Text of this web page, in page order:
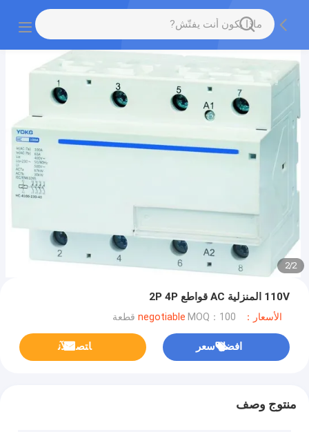
2
/
2
110V المنزلية AC قواطع 2P 4P
الأسعار：negotiable MOQ：100 قطعة
افضل سعر ﺎﺘﺼﻟ ﺍﻶﻧ
منتوج وصف